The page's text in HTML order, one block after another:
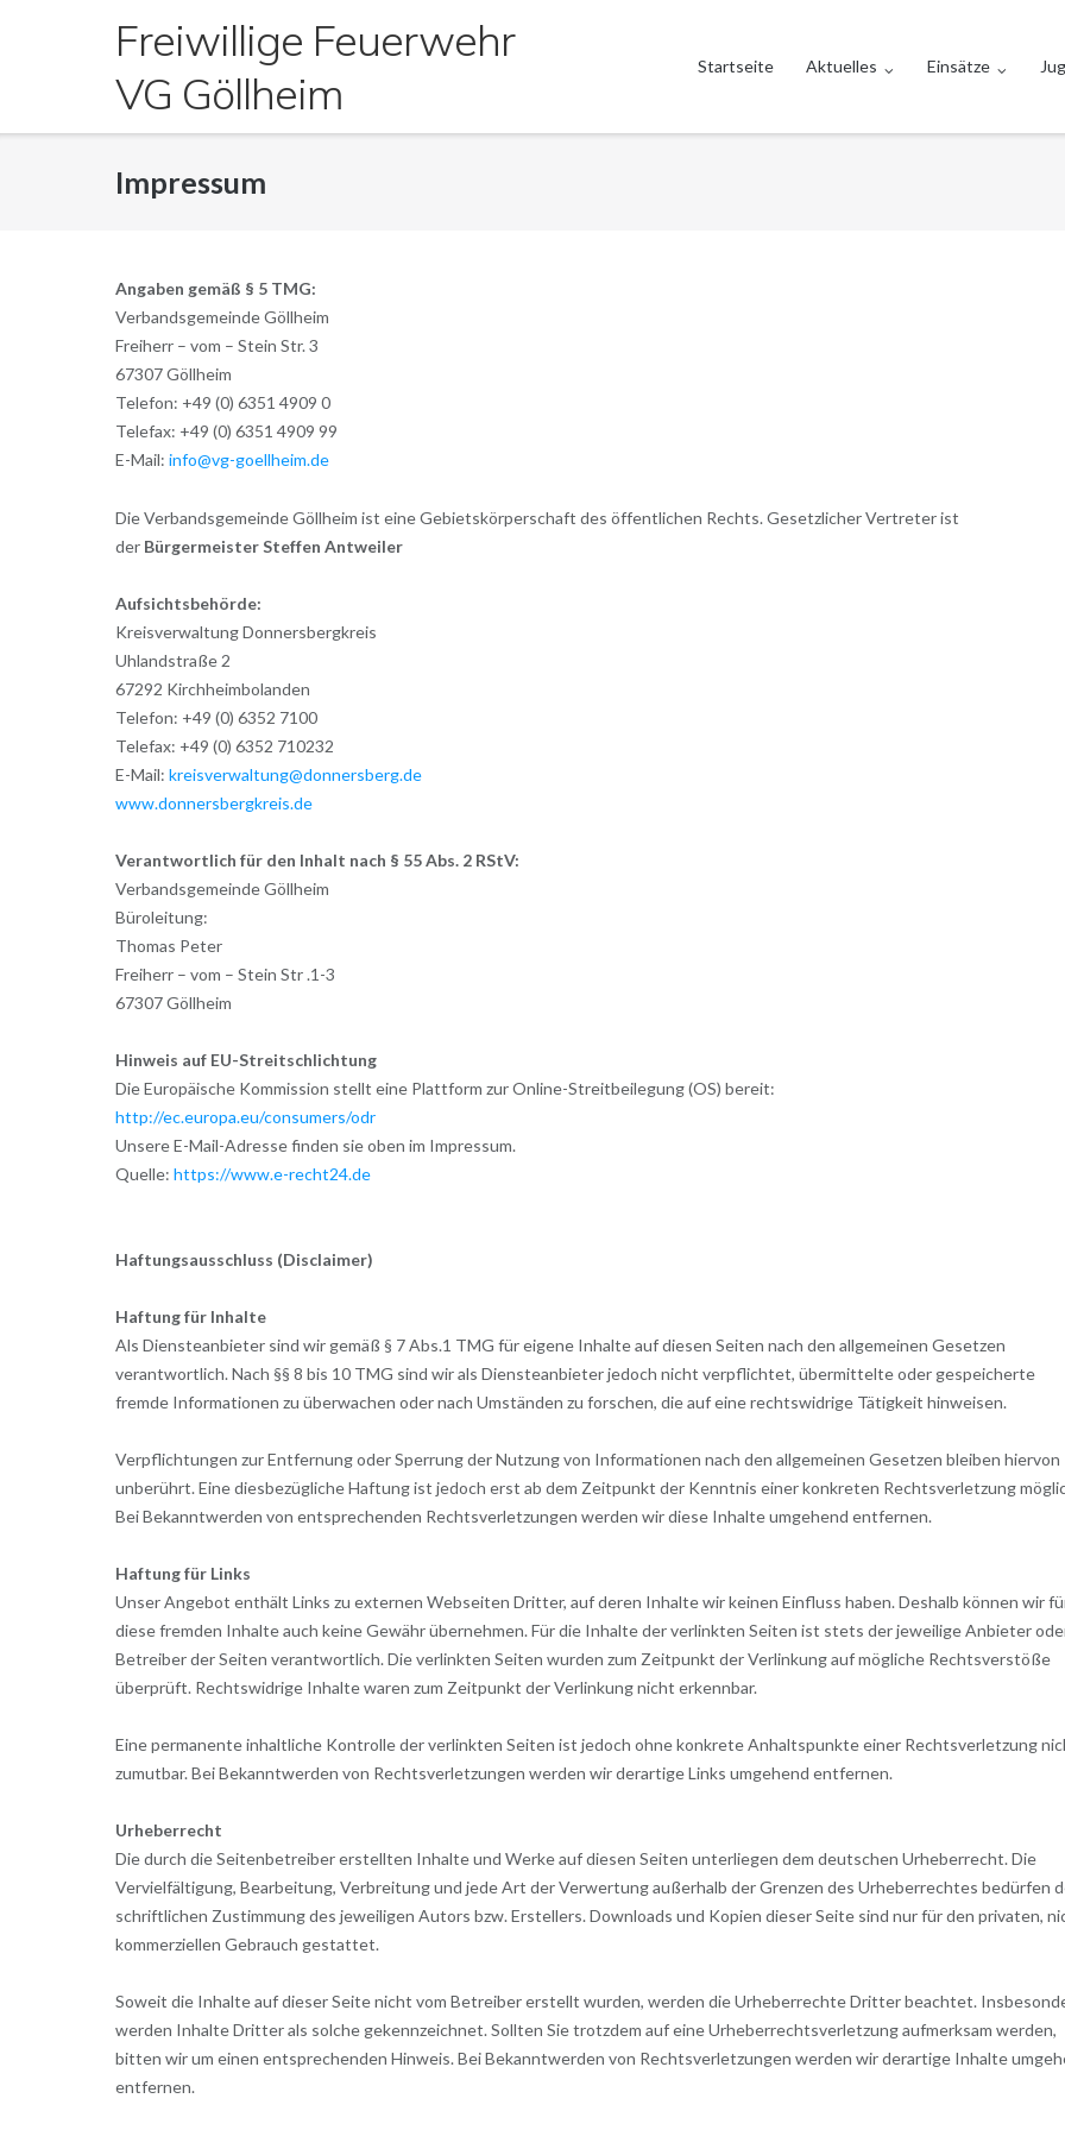
Freiwillige Feuerwehr
VG Göllheim
Startseite Aktuelles Einsätze
Impressum
Angaben gemäß § 5 TMG:
Verbandsgemeinde Göllheim
Freiherr – vom – Stein Str. 3
67307 Göllheim
Telefon: +49 (0) 6351 4909 0
Telefax: +49 (0) 6351 4909 99
E-Mail: info@vg-goellheim.de
Die Verbandsgemeinde Göllheim ist eine Gebietskörperschaft des öffentlichen Rechts. Gesetzlicher Vertreter ist
der Bürgermeister Steffen Antweiler
Aufsichtsbehörde:
Kreisverwaltung Donnersbergkreis
Uhlandstraße 2
67292 Kirchheimbolanden
Telefon: +49 (0) 6352 7100
Telefax: +49 (0) 6352 710232
E-Mail: kreisverwaltung@donnersberg.de
www.donnersbergkreis.de
Verantwortlich für den Inhalt nach § 55 Abs. 2 RStV:
Verbandsgemeinde Göllheim
Büroleitung:
Thomas Peter
Freiherr – vom – Stein Str .1-3
67307 Göllheim
Hinweis auf EU-Streitschlichtung
Die Europäische Kommission stellt eine Plattform zur Online-Streitbeilegung (OS) bereit:
http://ec.europa.eu/consumers/odr
Unsere E-Mail-Adresse finden sie oben im Impressum.
Quelle: https://www.e-recht24.de
Haftungsausschluss (Disclaimer)
Haftung für Inhalte
Als Diensteanbieter sind wir gemäß § 7 Abs.1 TMG für eigene Inhalte auf diesen Seiten nach den allgemeinen Gesetzen
verantwortlich. Nach §§ 8 bis 10 TMG sind wir als Diensteanbieter jedoch nicht verpflichtet, übermittelte oder gespeicherte
fremde Informationen zu überwachen oder nach Umständen zu forschen, die auf eine rechtswidrige Tätigkeit hinweisen.
Verpflichtungen zur Entfernung oder Sperrung der Nutzung von Informationen nach den allgemeinen Gesetzen bleiben hiervon
unberührt. Eine diesbezügliche Haftung ist jedoch erst ab dem Zeitpunkt der Kenntnis einer konkreten Rechtsverletzung
Bei Bekanntwerden von entsprechenden Rechtsverletzungen werden wir diese Inhalte umgehend entfernen.
Haftung für Links
Unser Angebot enthält Links zu externen Webseiten Dritter, auf deren Inhalte wir keinen Einfluss haben. Deshalb können wir
diese fremden Inhalte auch keine Gewähr übernehmen. Für die Inhalte der verlinkten Seiten ist stets der jeweilige Anbieter
Betreiber der Seiten verantwortlich. Die verlinkten Seiten wurden zum Zeitpunkt der Verlinkung auf mögliche Rechtsverstöße
überprüft. Rechtswidrige Inhalte waren zum Zeitpunkt der Verlinkung nicht erkennbar.
Eine permanente inhaltliche Kontrolle der verlinkten Seiten ist jedoch ohne konkrete Anhaltspunkte einer Rechtsverletzung
zumutbar. Bei Bekanntwerden von Rechtsverletzungen werden wir derartige Links umgehend entfernen.
Urheberrecht
Die durch die Seitenbetreiber erstellten Inhalte und Werke auf diesen Seiten unterliegen dem deutschen Urheberrecht. Die
Vervielfältigung, Bearbeitung, Verbreitung und jede Art der Verwertung außerhalb der Grenzen des Urheberrechtes bedürfen
schriftlichen Zustimmung des jeweiligen Autors bzw. Erstellers. Downloads und Kopien dieser Seite sind nur für den privaten,
kommerziellen Gebrauch gestattet.
Soweit die Inhalte auf dieser Seite nicht vom Betreiber erstellt wurden, werden die Urheberrechte Dritter beachtet.
werden Inhalte Dritter als solche gekennzeichnet. Sollten Sie trotzdem auf eine Urheberrechtsverletzung aufmerksam werden,
bitten wir um einen entsprechenden Hinweis. Bei Bekanntwerden von Rechtsverletzungen werden wir derartige Inhalte
entfernen.